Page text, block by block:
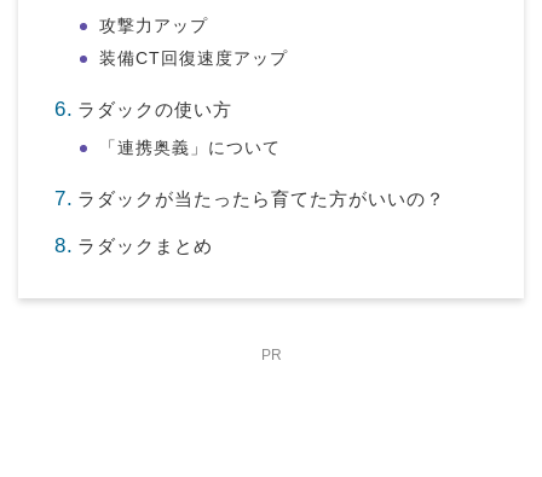
攻撃力アップ
装備CT回復速度アップ
ラダックの使い方
「連携奥義」について
ラダックが当たったら育てた方がいいの？
ラダックまとめ
PR